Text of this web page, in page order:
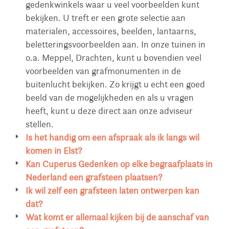
gedenkwinkels waar u veel voorbeelden kunt
bekijken. U treft er een grote selectie aan
materialen, accessoires, beelden, lantaarns,
beletteringsvoorbeelden aan. In onze tuinen in
o.a. Meppel, Drachten, kunt u bovendien veel
voorbeelden van grafmonumenten in de
buitenlucht bekijken. Zo krijgt u echt een goed
beeld van de mogelijkheden en als u vragen
heeft, kunt u deze direct aan onze adviseur
stellen.
Is het handig om een afspraak als ik langs wil
komen in Elst?
U kunt gewoon altijd een bezoek brengen om
rustig rond te kijken. Wilt u advies van een van
onze ontwerpers? Dan is het verstandig om een
afspraak te maken. Wij zorgen er dan voor dat
de adviseur alle tijd voor u heeft.
Kan Cuperus Gedenken op elke begraafplaats in
Nederland een grafsteen plaatsen?
Cuperus Gedenken plaatst in heel Nederland
zonder extra kosten in heel Nederland.In
overleg kunnen ook monumenten in Belgie of
Ik wil zelf een grafsteen laten ontwerpen kan
dat?
Het gebeurt regelmatig dat families eigen
Wat komt er allemaal kijken bij de aanschaf van